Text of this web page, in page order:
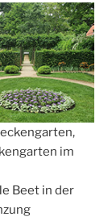
im
Beet in der